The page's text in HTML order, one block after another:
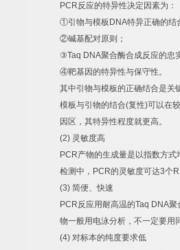
PCR反应的特异性决定因素为：
①引物与模板 DNA特异正确的结
②碱基配对原则；
③Taq DNA聚合酶合成反应的忠
④靶基因的特异性与保守性。
其中引物与模板的正确结合是关
模板与引物的结合(复性)可以在
因区，其特异性程度就更高。
(2) 灵敏度高
PCR产物的生成量是以指数方式
检测中， PCR的灵敏度可达3个
(3) 简便、快速
PCR反应用耐高温的Taq DNA聚
物一般用电泳分析，不一定要用
(4) 对标本的纯度要求低